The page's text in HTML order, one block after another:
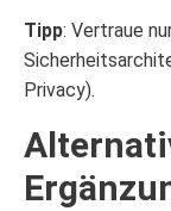
Tipp: Vertraue
Privacy).